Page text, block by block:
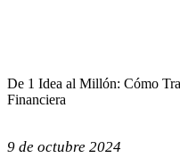
De 1 Idea al Millón: Cómo
Financiera
9 de octubre 2024